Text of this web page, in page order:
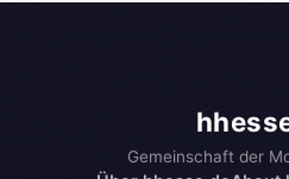
Gemeinschaft der